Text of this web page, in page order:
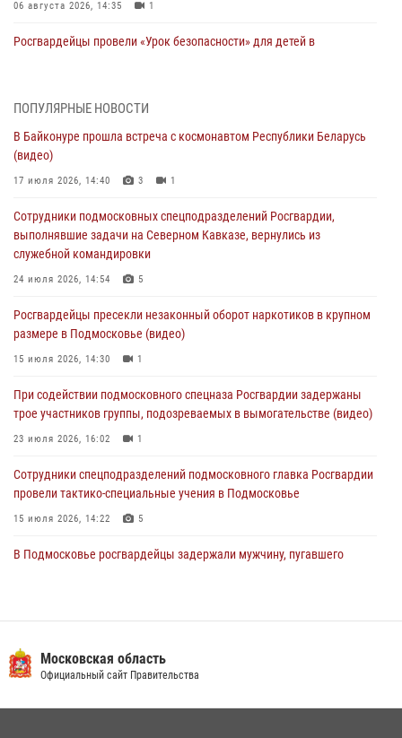
06 августа 2026, 14:35 1
Росгвардейцы провели «Урок безопасности» для детей в
подозреваемые в организации незаконной миграции и
изготовлении поддельных документов (видео)
05 августа 2026, 15:48
Сотрудники спецподразделения подмосковного главка Росгвардии
отработали навыки огневой подготовки на комплексных учениях
04 августа 2026, 12:21
сигналам «Тревога» с охраняемых объектов в Подмосковье
04 августа 2026, 12:15
(видео)
03 августа 2026, 15:32
ПОПУЛЯРНЫЕ НОВОСТИ
В Байконуре прошла встреча с космонавтом Республики Беларусь
(видео)
17 июля 2026, 14:40 3 1
Сотрудники подмосковных спецподразделений Росгвардии,
выполнявшие задачи на Северном Кавказе, вернулись из
служебной командировки
24 июля 2026, 14:54 5
Росгвардейцы пресекли незаконный оборот наркотиков в крупном
размере в Подмосковье (видео)
15 июля 2026, 14:30 1
При содействии подмосковного спецназа Росгвардии задержаны
трое участников группы, подозреваемых в вымогательстве (видео)
23 июля 2026, 16:02 1
Сотрудники спецподразделений подмосковного главка Росгвардии
провели тактико-специальные учения в Подмосковье
15 июля 2026, 14:22 5
В Подмосковье росгвардейцы задержали мужчину, пугавшего
федеральном розыске (видео)
22 июля 2026, 14:15 1
Московская область
Официальный сайт Правительства